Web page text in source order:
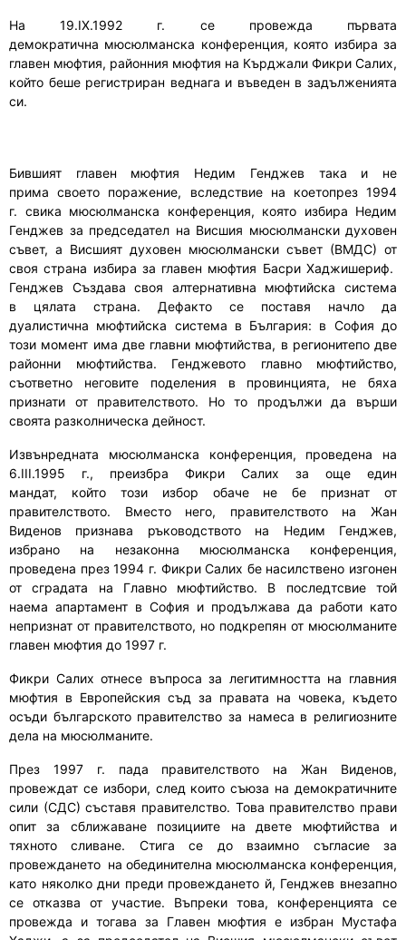
На 19.ІХ.1992 г. се провежда първата
демократична мюсюлманска конференция, която избира за
главен мюфтия, районния мюфтия на Кърджали Фикри Салих,
който беше регистриран веднага и въведен в задълженията
си.
Бившият главен мюфтия Недим Генджев така и не
прима своето поражение, вследствие на коетопрез 1994
г. свика мюсюлманска конференция, която избира Недим
Генджев за председател на Висшия мюсюлмански духовен
съвет, а Висшият духовен мюсюлмански съвет (ВМДС) от
своя страна избира за главен мюфтия Басри Хаджишериф.
Генджев Създава своя алтернативна мюфтийска система
в цялата страна. Дефакто се поставя начло да
дуалистична мюфтийска система в България: в София до
този момент има две главни мюфтийства, в регионитепо две
районни мюфтийства. Генджевото главно мюфтийство,
съответно неговите поделения в провинцията, не бяха
признати от правителството. Но то продължи да върши
своята разколническа дейност.
Извънредната мюсюлманска конференция, проведена на
6.III.1995 г., преизбра Фикри Салих за още един
мандат, койтотози избор обаченебе признат от
правителството. Вместо него, правителството на Жан
Виденов признава ръководството на Недим Генджев,
избрано на незаконна мюсюлманска конференция,
проведена през 1994 г. Фикри Салих бе насилствено изгонен
от сградата на Главно мюфтийство. В последтсвие той
наема апартамент в София и продължава да работи като
непризнат от правителството, но подкрепян от мюсюлманите
главен мюфтия до 1997 г.
Фикри Салих отнесе въпроса за легитимността на главния
мюфтия в Европейския съд за правата на човека, където
осъди българското правителство за намеса в религиозните
дела на мюсюлманите.
През 1997 г. пада правителството на Жан Виденов,
провеждат се избори, след които съюза на демократичните
сили (СДС) съставя правителство. Това правителство прави
опит за сближаване позициите на двете мюфтийства и
тяхното сливане. Стига се до взаимно съгласие за
провеждането на обединителна мюсюлманска конференция,
като няколко дни преди провеждането й, Генджев внезапно
се отказва от участие. Въпреки това, конференцията се
провежда и тогава за Главен мюфтия е избран Мустафа